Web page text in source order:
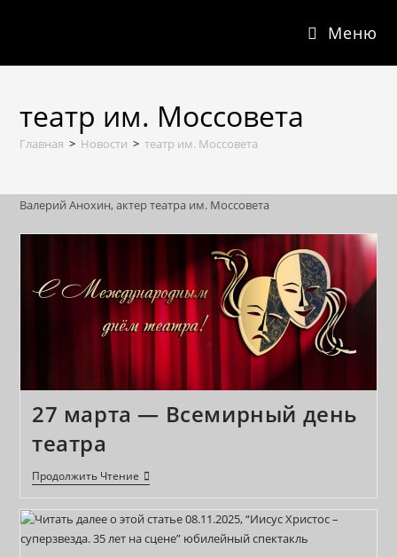
Меню
театр им. Моссовета
Главная > Новости > театр им. Моссовета
Валерий Анохин, актер театра им. Моссовета
27 марта — Всемирный день
театра
Продолжить Чтение27
Марта
—
Всемирный
День
Театра